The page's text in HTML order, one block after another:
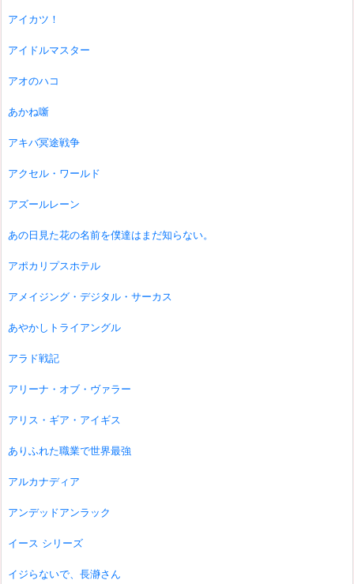
アイカツ！
アイドルマスター
アオのハコ
あかね噺
アキバ冥途戦争
アクセル・ワールド
アズールレーン
あの日見た花の名前を僕達はまだ知らない。
アポカリプスホテル
アメイジング・デジタル・サーカス
あやかしトライアングル
アラド戦記
アリーナ・オブ・ヴァラー
アリス・ギア・アイギス
ありふれた職業で世界最強
アルカナディア
アンデッドアンラック
イース シリーズ
イジらないで、長瀞さん